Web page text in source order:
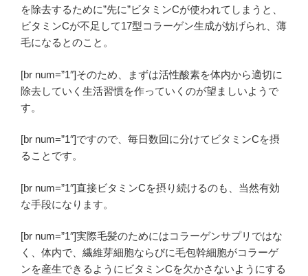
を除去するために”先に”ビタミンCが使われてしまうと、
ビタミンCが不足して17型コラーゲン生成が妨げられ、薄
毛になるとのこと。
[br num=”1″]そのため、まずは活性酸素を体内から適切に
除去していく生活習慣を作っていくのが望ましいようで
す。
[br num=”1″]ですので、毎日数回に分けてビタミンCを摂
ることです。
[br num=”1″]直接ビタミンCを摂り続けるのも、当然有効
な手段になります。
[br num=”1″]実際毛髪のためにはコラーゲンサプリではな
く、体内で、繊維芽細胞ならびに毛包幹細胞がコラーゲ
ンを産生できるようにビタミンCを欠かさないようにする